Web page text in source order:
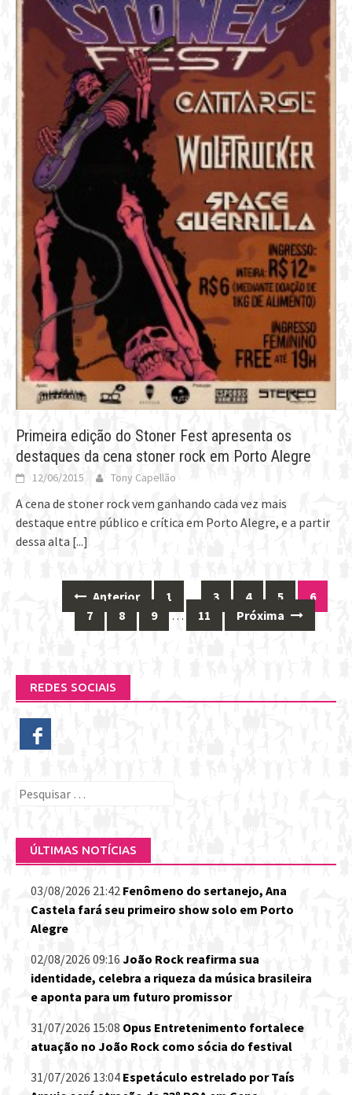
Primeira edição do Stoner Fest apresenta os
destaques da cena stoner rock em Porto Alegre
12/06/2015 Tony Capellão
A cena de stoner rock vem ganhando cada vez mais
destaque entre público e crítica em Porto Alegre, e a partir
dessa alta [...]
navigation
Anterior 1 … 3 4 5
6
7
8 9 … 11 Próxima
REDES SOCIAIS
Pesquisar
ÚLTIMAS NOTÍCIAS
03/08/2026 21:42 Fenômeno do sertanejo, Ana
Castela fará seu primeiro show solo em Porto
Alegre
02/08/2026 09:16 João Rock reafirma sua
identidade, celebra a riqueza da música brasileira
e aponta para um futuro promissor
31/07/2026 15:08 Opus Entretenimento fortalece
atuação no João Rock como sócia do festival
31/07/2026 13:04 Espetáculo estrelado por Taís